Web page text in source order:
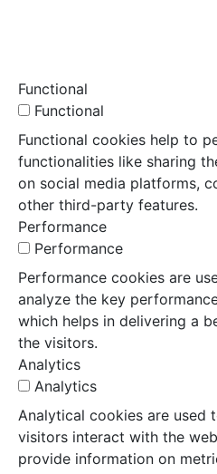
Functional
Functional
Functional cookies help to
functionalities like sharing
on social media platforms,
other third-party features.
Performance
Performance
Performance cookies are
analyze the key
which helps in delivering a
the visitors.
Analytics
Analytics
Analytical cookies are used
visitors interact with the
provide information on